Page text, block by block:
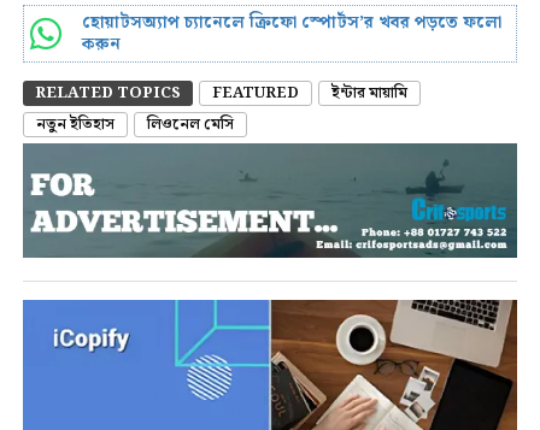
হোয়াটসঅ্যাপ চ্যানেলে ক্রিফো স্পোর্টস’র খবর পড়তে ফলো
করুন
RELATED TOPICS FEATURED
ইন্টার মায়ামি
নতুন ইতিহাস
লিওনেল মেসি